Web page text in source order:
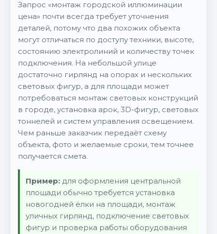
Запрос «монтаж городской иллюминации
цена» почти всегда требует уточнения
деталей, потому что два похожих объекта
могут отличаться по доступу техники, высоте,
состоянию электролиний и количеству точек
подключения. На небольшой улице
достаточно гирлянд на опорах и нескольких
световых фигур, а для площади может
потребоваться монтаж световых конструкций
в городе, установка арок, 3D-фигур, световых
тоннелей и систем управления освещением.
Чем раньше заказчик передаёт схему
объекта, фото и желаемые сроки, тем точнее
получается смета.
Пример: для оформления центральной
площади обычно требуется установка
новогодней ёлки на площади, монтаж
уличных гирлянд, подключение световых
фигур и проверка работы оборудования